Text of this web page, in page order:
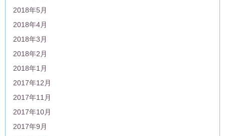
2018年5月
2018年4月
2018年3月
2018年2月
2018年1月
2017年12月
2017年11月
2017年10月
2017年9月